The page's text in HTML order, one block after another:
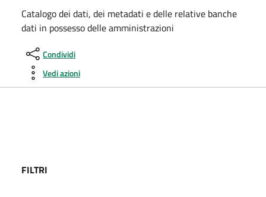
Catalogo dei dati, dei metadati e delle relative banche
dati in possesso delle amministrazioni
Condividi
Vedi azioni
FILTRI